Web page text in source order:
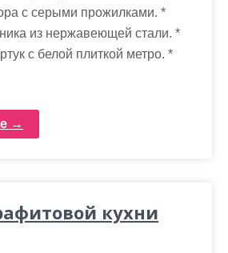
с серыми прожилками. *
из нержавеющей стали. *
с белой плиткой метро. *
→
кухни